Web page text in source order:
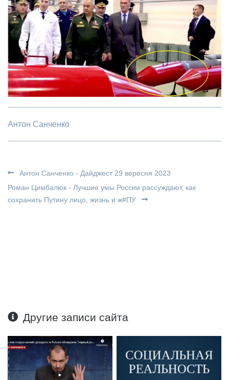
Антон Санченко
Антон Санченко - Дайджест 29 вересня 2023
Роман Цимбалюк - Лучшие умы России рассуждают, как
сохранить Путину лицо, жизнь и ж#ПУ
Другие записи сайта